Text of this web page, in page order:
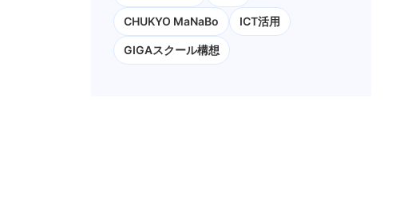
CHUKYO MaNaBo ICT活用
GIGAスクール構想